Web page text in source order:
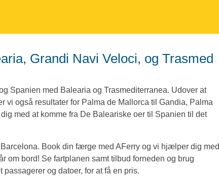
Spanien med Balearia og Trasmediterranea. Udover at
vi også resultater for Palma de Mallorca til Gandia, Palma
med at komme fra De Baleariske oer til Spanien til det
Book din færge med AFerry og vi hjælper dig med
om bord! Se fartplanen samt tilbud forneden og brug
og datoer, for at få en pris.